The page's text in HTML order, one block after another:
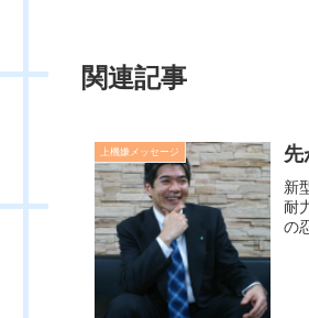
関連記事
上機嫌メッセージ 先
新
耐
の